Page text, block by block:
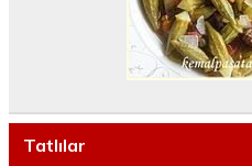
Tatlılar